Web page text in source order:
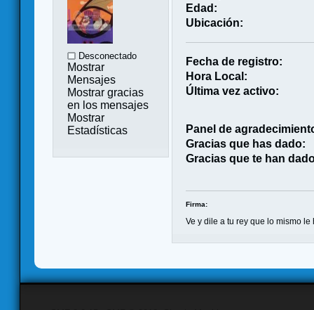
Desconectado
Mostrar
Mensajes
Mostrar gracias
en los mensajes
Mostrar
Estadísticas
Edad:
Ubicación:
Fecha de registro:
Hora Local:
Última vez activo:
Panel de
Gracias que has dado:
Gracias que te han
Firma:
Ve y dile a tu rey que lo mismo